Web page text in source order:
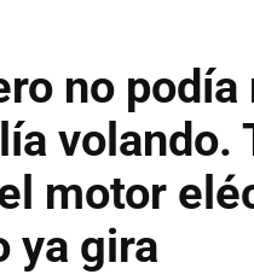
no
volando.
motor
ya gira